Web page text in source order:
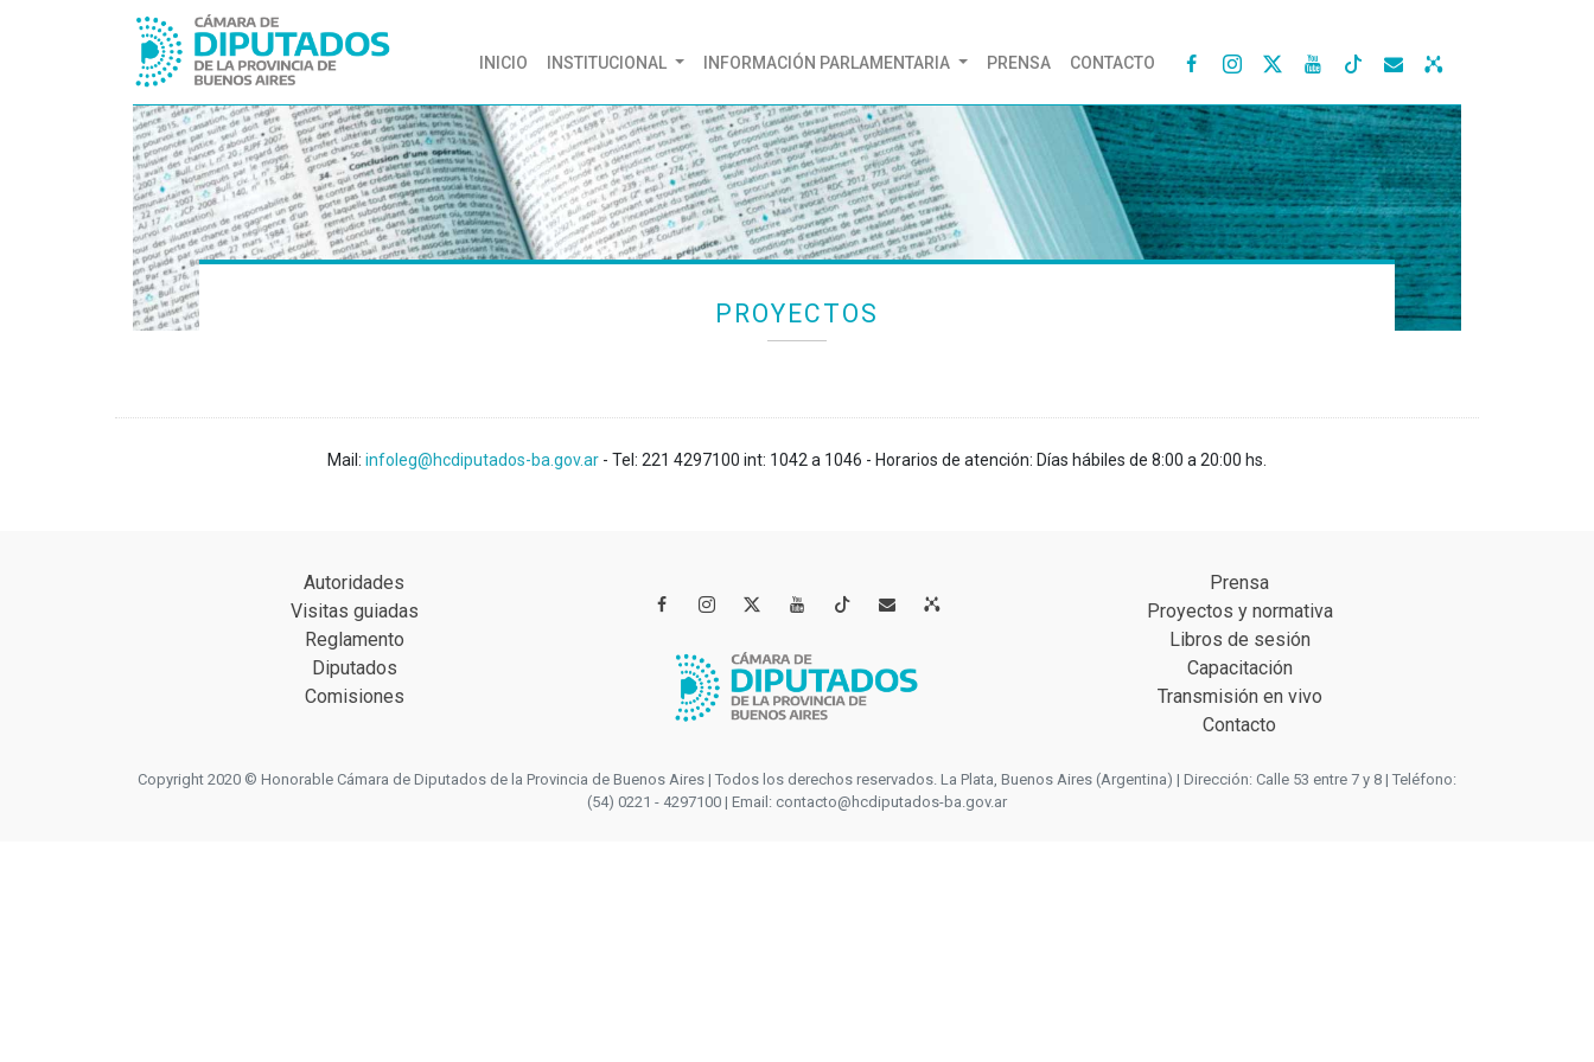
INICIO (CURRENT)
INSTITUCIONAL INFORMACIÓN PARLAMENTARIA PRENSA CONTACTO    
PROYECTOS
Mail: infoleg@hcdiputados-ba.gov.ar - Tel: 221 4297100 int: 1042 a 1046 - Horarios de atención: Días hábiles de 8:00 a 20:00 hs.
Autoridades
Visitas guiadas
Reglamento
Diputados
Comisiones
   
Prensa
Proyectos y normativa
Libros de sesión
Capacitación
Transmisión en vivo
Contacto
Copyright 2020 © Honorable Cámara de Diputados de la Provincia de Buenos Aires | Todos los derechos reservados. La Plata, Buenos Aires (Argentina) | Dirección: Calle 53 entre 7 y 8 | Teléfono:
(54) 0221 - 4297100 | Email: contacto@hcdiputados-ba.gov.ar